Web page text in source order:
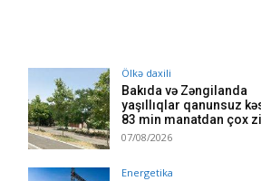
Ölkə daxili
Bakıda və Zəngilanda
yaşıllıqlar qanunsuz
83 min manatdan çox
07/08/2026
Energetika